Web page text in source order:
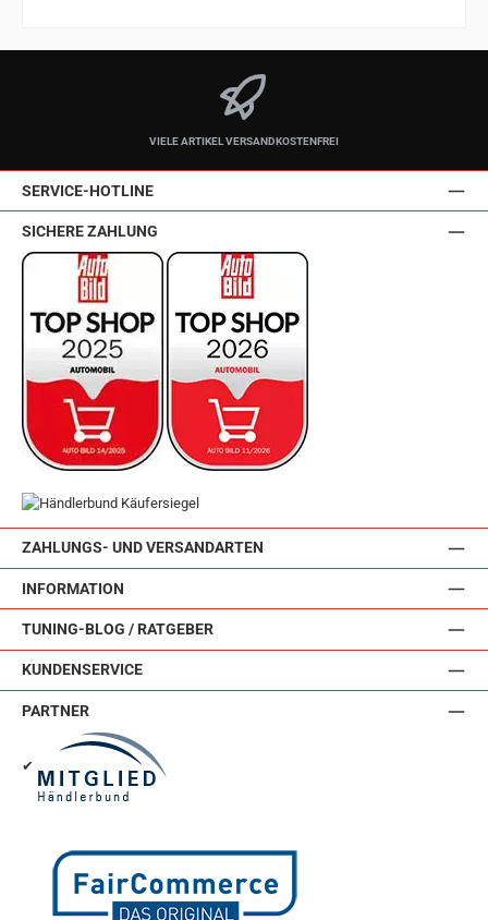
VIELE ARTIKEL VERSANDKOSTENFREI
SERVICE-HOTLINE
ZAHLUNGS- UND VERSANDARTEN
INFORMATION
TUNING-BLOG / RATGEBER
KUNDENSERVICE
SICHERE ZAHLUNG
PARTNER
✔